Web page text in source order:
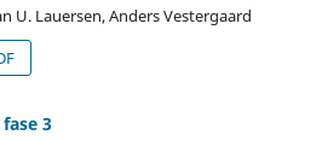
U. Lauersen, Anders Vestergaard
fase 3